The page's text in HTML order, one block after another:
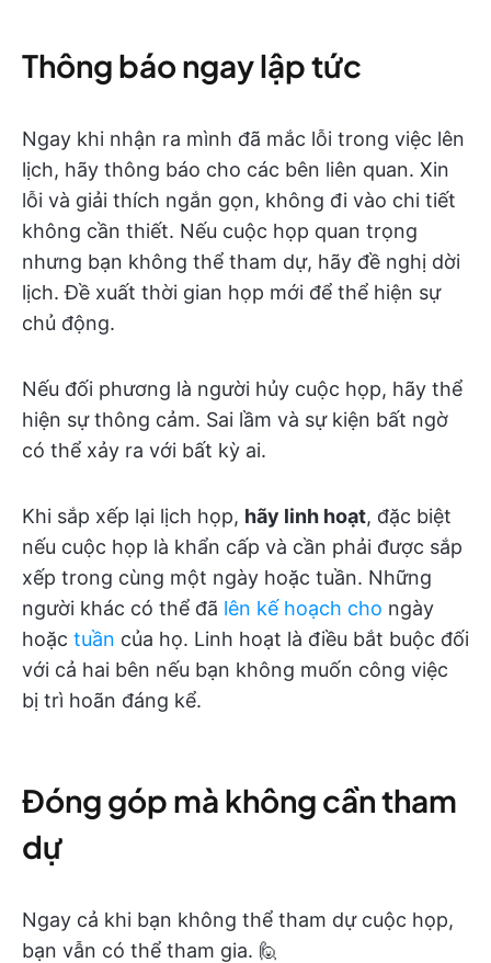
Thông báo ngay lập tức
Ngay khi nhận ra mình đã mắc lỗi trong việc lên
lịch, hãy thông báo cho các bên liên quan. Xin
lỗi và giải thích ngắn gọn, không đi vào chi tiết
không cần thiết. Nếu cuộc họp quan trọng
nhưng bạn không thể tham dự, hãy đề nghị dời
lịch. Đề xuất thời gian họp mới để thể hiện sự
chủ động.
Nếu đối phương là người hủy cuộc họp, hãy thể
hiện sự thông cảm. Sai lầm và sự kiện bất ngờ
có thể xảy ra với bất kỳ ai.
Khi sắp xếp lại lịch họp, hãy linh hoạt, đặc biệt
nếu cuộc họp là khẩn cấp và cần phải được sắp
xếp trong cùng một ngày hoặc tuần. Những
người khác có thể đã lên kế hoạch cho ngày
hoặc tuần của họ. Linh hoạt là điều bắt buộc đối
với cả hai bên nếu bạn không muốn công việc
bị trì hoãn đáng kể.
Đóng góp mà không cần tham
dự
Ngay cả khi bạn không thể tham dự cuộc họp,
bạn vẫn có thể tham gia. 🙋